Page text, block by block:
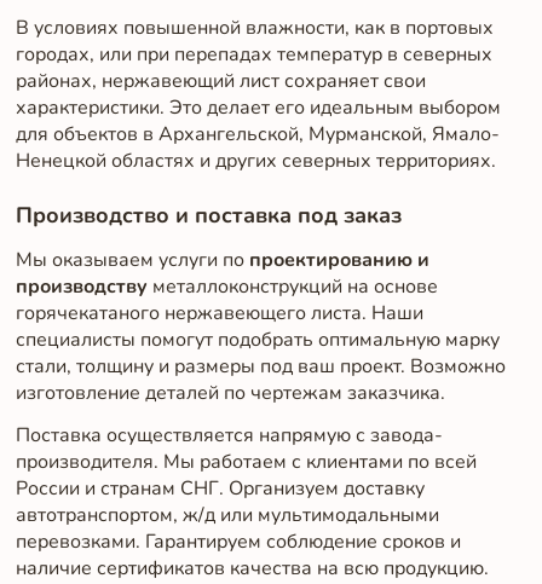
В условиях повышенной влажности, как в портовых
городах, или при перепадах температур в северных
районах, нержавеющий лист сохраняет свои
характеристики. Это делает его идеальным выбором
для объектов в Архангельской, Мурманской, Ямало-
Ненецкой областях и других северных территориях.
Производство и поставка под заказ
Мы оказываем услуги по проектированию и
производству металлоконструкций на основе
горячекатаного нержавеющего листа. Наши
специалисты помогут подобрать оптимальную марку
стали, толщину и размеры под ваш проект. Возможно
изготовление деталей по чертежам заказчика.
Поставка осуществляется напрямую с завода-
производителя. Мы работаем с клиентами по всей
России и странам СНГ. Организуем доставку
автотранспортом, ж/д или мультимодальными
перевозками. Гарантируем соблюдение сроков и
наличие сертификатов качества на всю продукцию.